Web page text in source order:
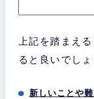
上記を踏まえ
ると良いでしょ
新しいことや